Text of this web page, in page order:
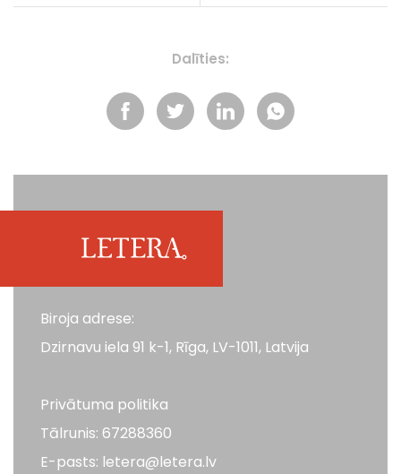
Dalīties:
Biroja adrese:
Dzirnavu iela 91 k-1, Rīga, LV-1011, Latvija
Privātuma politika
Tālrunis: 67288360
E-pasts: letera@letera.lv